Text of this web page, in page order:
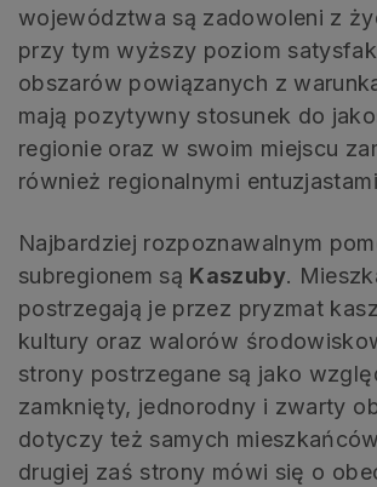
województwa są zadowoleni z
przy tym wyższy poziom
obszarów powiązanych z
mają pozytywny stosunek do
regionie oraz w swoim miejscu
również regionalnymi
Najbardziej rozpoznawalnym
subregionem są Kaszuby.
postrzegają je przez pryzmat
kultury oraz walorów
strony postrzegane są jako
zamknięty, jednorodny i zwarty
dotyczy też samych
drugiej zaś strony mówi się o